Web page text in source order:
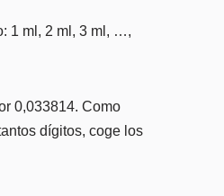
1 ml, 2 ml, 3 ml, …,
0,033814. Como
dígitos, coge los